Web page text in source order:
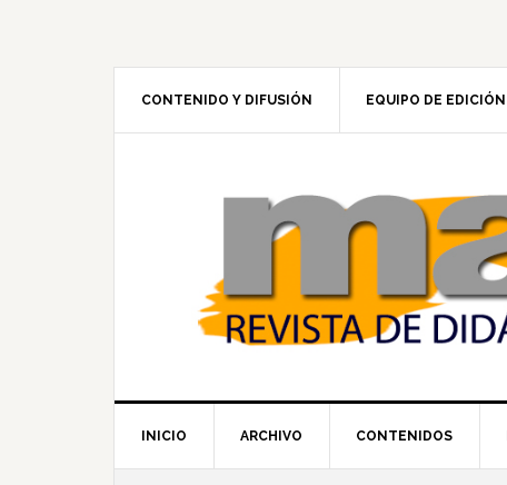
CONTENIDO Y DIFUSIÓN EQUIPO DE EDICIÓN
INICIO ARCHIVO CONTENIDOS